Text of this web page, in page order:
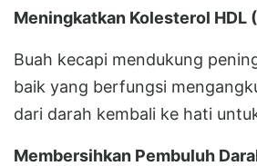
Meningkatkan Kolesterol HDL
Buah kecapi mendukung
baik yang berfungsi
dari darah kembali ke hati
Membersihkan Pembuluh